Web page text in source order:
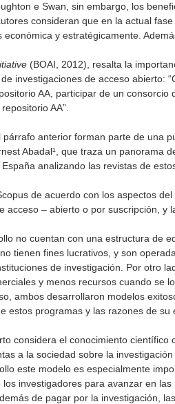
e Swan, sin embargo, los
consideran que en la actual
económica y estratégicamente.
(BOAI, 2012), resalta la
investigaciones de acceso abierto:
AA, participar de un consorcio
AA”.
anterior forman parte de una
Abadal¹, que traza un panorama
analizando las revistas de
de acuerdo con los aspectos
acceso – abierto o por suscripción, y
no cuentan con una estructura de
tienen fines lucrativos, y son
de investigación. Por otro
y menos recursos cuando se
ambos desarrollaron modelos
estos programas y las razones de su
considera el conocimiento científico
a la sociedad sobre la
este modelo es especialmente
investigadores para avanzar en
de pagar por la investigación,